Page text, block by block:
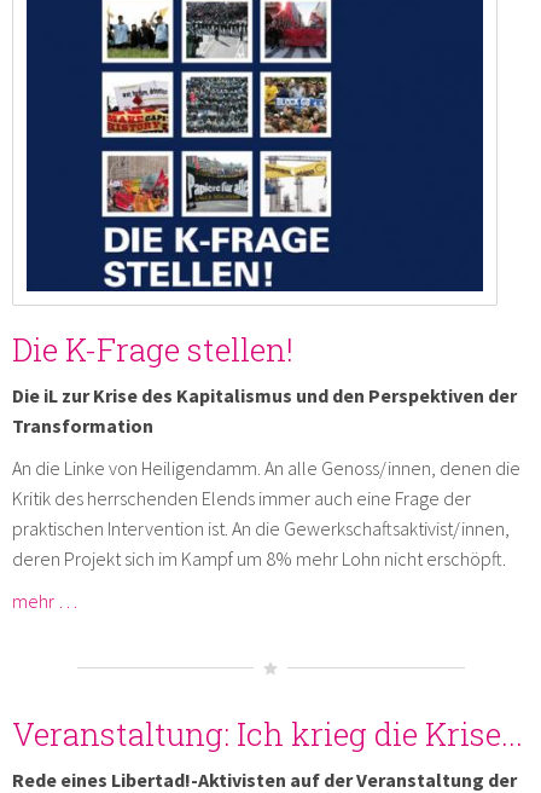
Die K-Frage stellen!
Die iL zur Krise des Kapitalismus und den Perspektiven der
Transformation
An die Linke von Heiligendamm. An alle Genoss/innen, denen die
Kritik des herrschenden Elends immer auch eine Frage der
praktischen Intervention ist. An die Gewerkschaftsaktivist/innen,
deren Projekt sich im Kampf um 8% mehr Lohn nicht erschöpft.
mehr …
Veranstaltung: Ich krieg die Krise...
Rede eines Libertad!-Aktivisten auf der Veranstaltung der